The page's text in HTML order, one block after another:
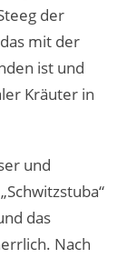
der
mit der
ist und
Kräuter in
und
das
Nach